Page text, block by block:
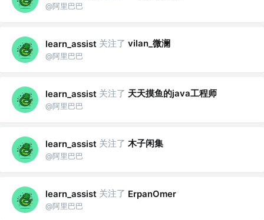
@阿里巴巴
learn_assist 关注了 vilan_微澜
@阿里巴巴
learn_assist 关注了 天天摸鱼的java工程师
@阿里巴巴
learn_assist 关注了 木子闲集
@阿里巴巴
learn_assist 关注了 ErpanOmer
@阿里巴巴